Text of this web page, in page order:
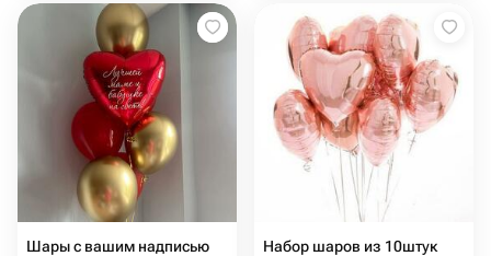
Шары с вашим надписью Набор шаров из 10штук